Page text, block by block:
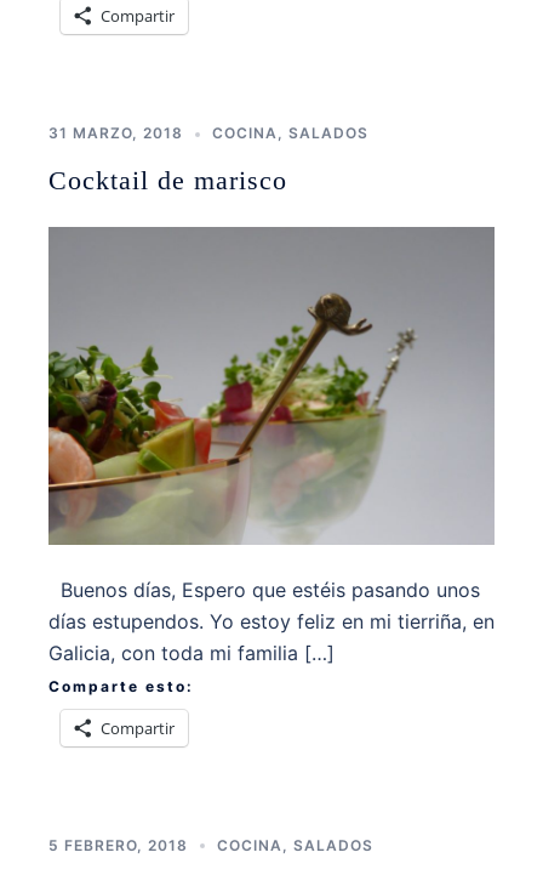
Compartir
31 MARZO, 2018 COCINA, SALADOS
Cocktail de marisco
Buenos días, Espero que estéis pasando unos
días estupendos. Yo estoy feliz en mi tierriña, en
Galicia, con toda mi familia […]
Comparte esto:
Compartir
5 FEBRERO, 2018 COCINA SALADOS